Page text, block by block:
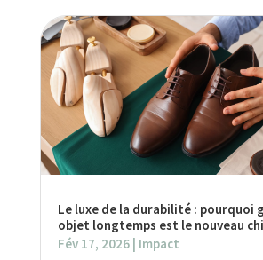
Le luxe de la durabilité : pourquoi
objet longtemps est le nouveau
Fév 17, 2026| Impact